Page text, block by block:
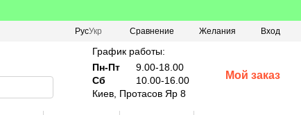
РусУкр Сравнение Желания Вход
График работы:
Пн-Пт
9.00-18.00
Сб
10.00-16.00
Киев, Протасов Яр 8
Мой заказ